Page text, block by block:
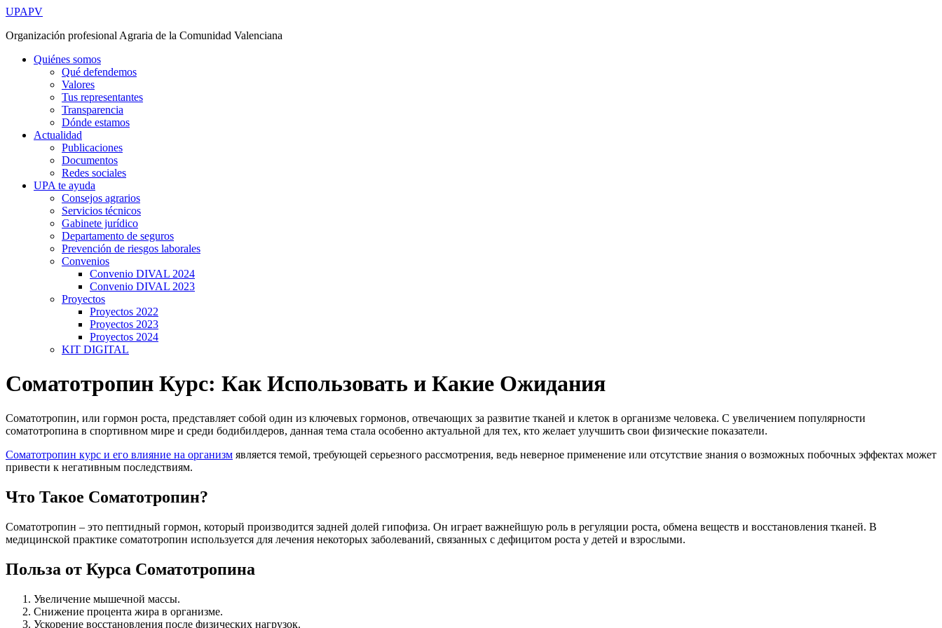
Ir
contenido
UPAPV
Organización profesional Agraria de la Comunidad Valenciana
Quiénes somos
Qué defendemos
Valores
Tus representantes
Transparencia
Dónde estamos
Actualidad
Publicaciones
Documentos
Redes sociales
UPA te ayuda
Consejos agrarios
Servicios técnicos
Gabinete jurídico
Departamento de seguros
Prevención de riesgos laborales
Convenios
Convenio DIVAL 2024
Convenio DIVAL 2023
Proyectos
Proyectos 2022
Proyectos 2023
Proyectos 2024
KIT DIGITAL
Соматотропин Курс: Как Использовать и Какие Ожидания
Соматотропин, или гормон роста, представляет собой один из ключевых гормонов, отвечающих за развитие тканей и клеток в организме человека. С увеличением популярности
соматотропина в спортивном мире и среди бодибилдеров, данная тема стала особенно актуальной для тех, кто желает улучшить свои физические показатели.
Соматотропин курс и его влияние на организм является темой, требующей серьезного рассмотрения, ведь неверное применение или отсутствие знания о возможных побочных эффектах может
привести к негативным последствиям.
Что Такое Соматотропин?
Соматотропин – это пептидный гормон, который производится задней долей гипофиза. Он играет важнейшую роль в регуляции роста, обмена веществ и восстановления тканей. В
медицинской практике соматотропин используется для лечения некоторых заболеваний, связанных с дефицитом роста у детей и взрослыми.
Польза от Курса Соматотропина
Увеличение мышечной массы.
Снижение процента жира в организме.
Ускорение восстановления после физических нагрузок.